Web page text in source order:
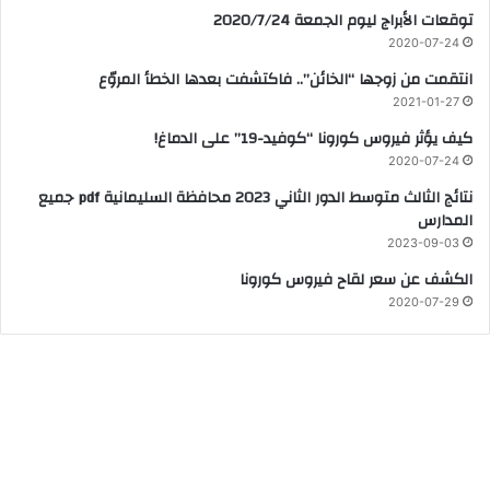
توقعات الأبراج ليوم الجمعة 2020/7/24
2020-07-24
انتقمت من زوجها “الخائن”.. فاكتشفت بعدها الخطأ المروّع
2021-01-27
كيف يؤثر فيروس كورونا “كوفيد-19” على الدماغ!
2020-07-24
نتائج الثالث متوسط الدور الثاني 2023 محافظة السليمانية pdf جميع
المدارس
2023-09-03
الكشف عن سعر لقاح فيروس كورونا
2020-07-29